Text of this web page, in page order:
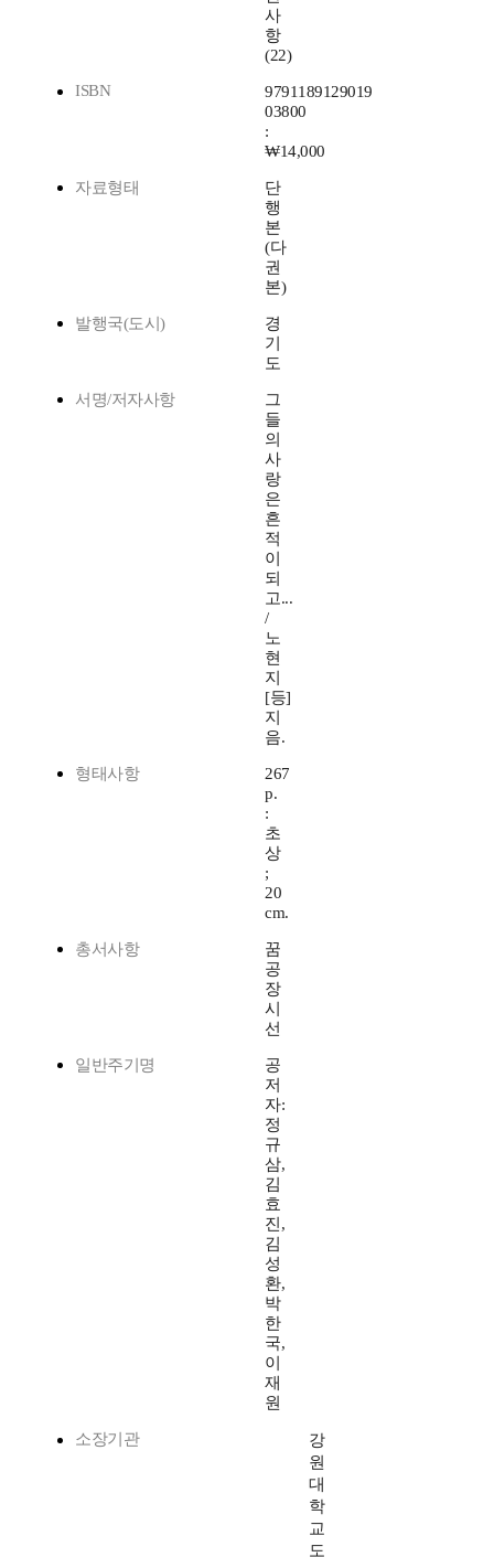
사
항
(22)
ISBN
9791189129019
03800
:
₩14,000
자료형태
단
행
본
(다
권
본)
발행국(도시)
경
기
도
서명/저자사항
그
들
의
사
랑
은
흔
적
이
되
고...
/
노
현
지
[등]
지
음.
형태사항
267
p.
:
초
상
;
20
cm.
총서사항
꿈
공
장
시
선
일반주기명
공
저
자:
정
규
삼,
김
효
진,
김
성
환,
박
한
국,
이
재
원
소장기관
강
원
대
학
교
도